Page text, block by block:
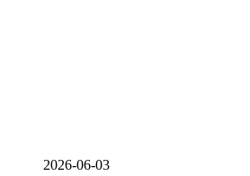
2026-06-03